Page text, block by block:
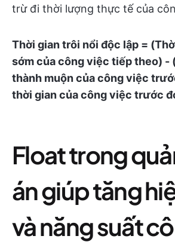
trừ đi thời lượng thực tế của
Thời gian trôi nổi độc lập =
sớm của công việc tiếp theo) -
thành muộn của công việc
thời gian của công việc trước
Float trong
án giúp tăng
và năng suất